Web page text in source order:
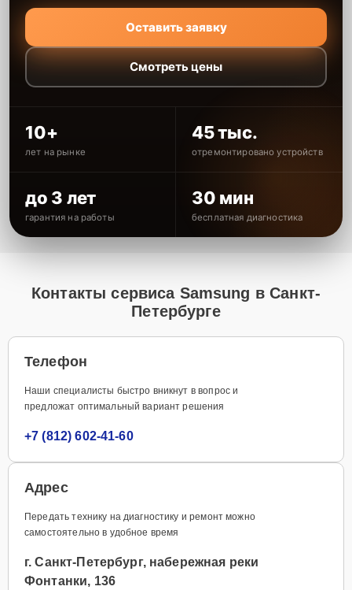
Оставить заявку
Смотреть цены
10+
лет на рынке
45 тыс.
отремонтировано устройств
до 3 лет
гарантия на работы
30 мин
бесплатная диагностика
Контакты сервиса Samsung в Санкт-
Петербурге
Телефон
Наши специалисты быстро вникнут в вопрос и
предложат оптимальный вариант решения
+7 (812) 602-41-60
Адрес
Передать технику на диагностику и ремонт можно
самостоятельно в удобное время
г. Санкт-Петербург, набережная реки
Фонтанки, 136